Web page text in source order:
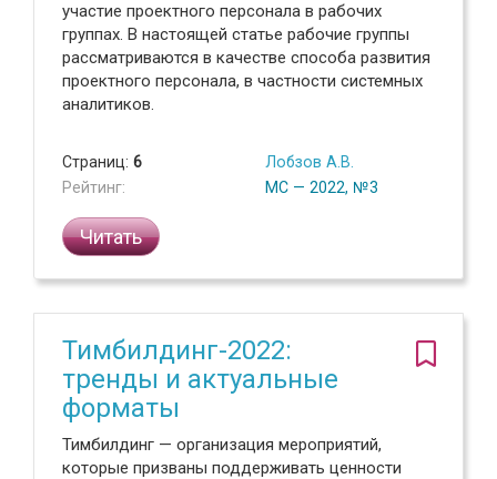
участие проектного персонала в рабочих
группах. В настоящей статье рабочие группы
рассматриваются в качестве способа развития
проектного персонала, в частности системных
аналитиков.
Страниц: 6
Рейтинг:
Лобзов А.В.
МС — 2022, №3
Читать
Тимбилдинг-2022:
тренды и актуальные
форматы
Тимбилдинг — организация мероприятий,
которые призваны поддерживать ценности